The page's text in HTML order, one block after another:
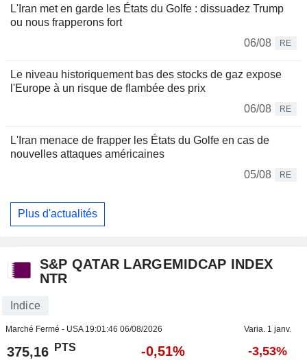
L'Iran met en garde les États du Golfe : dissuadez Trump
ou nous frapperons fort
06/08
RE
Le niveau historiquement bas des stocks de gaz expose
l'Europe à un risque de flambée des prix
06/08
RE
L'Iran menace de frapper les États du Golfe en cas de
nouvelles attaques américaines
05/08
RE
Plus d'actualités
S&P QATAR LARGEMIDCAP INDEX
NTR
Indice
Marché Fermé - USA 19:01:46 06/08/2026 Varia. 1 janv.
375,16 PTS -0,51% -3,53%